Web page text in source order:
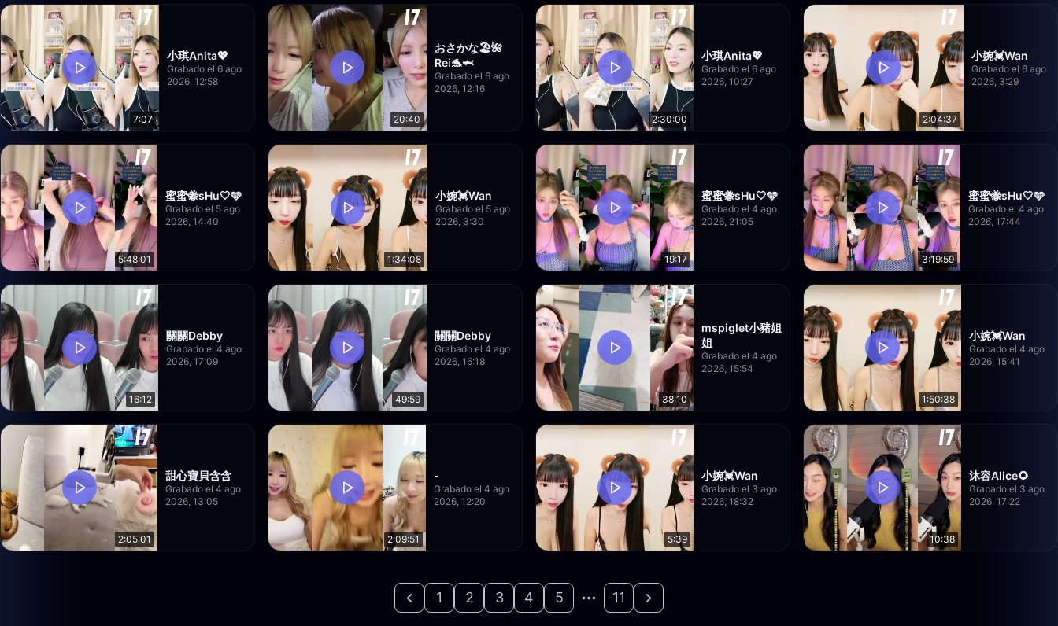
7:07
小琪Anita💖
Grabado el 6 ago
2026, 12:58
20:40
おさかな🏖🌺
Rei🐬🦈
Grabado el 6 ago
2026, 12:16
2:30:00
小琪Anita💖
Grabado el 6 ago
2026, 10:27
2:04:37
小婉💓Wan
Grabado el 6 ago
2026, 3:29
5:48:01
蜜蜜🐝sHu🤍🩵
Grabado el 5 ago
2026, 14:40
1:34:08
小婉💓Wan
Grabado el 5 ago
2026, 3:30
19:17
蜜蜜🐝sHu🤍🩵
Grabado el 4 ago
2026, 21:05
3:19:59
蜜蜜🐝sHu🤍🩵
Grabado el 4 ago
2026, 17:44
16:12
關關Debby
Grabado el 4 ago
2026, 17:09
49:59
關關Debby
Grabado el 4 ago
2026, 16:18
38:10
mspiglet小豬姐
姐
Grabado el 4 ago
2026, 15:54
1:50:38
小婉💓Wan
Grabado el 4 ago
2026, 15:41
2:05:01
甜心寶貝含含
Grabado el 4 ago
2026, 13:05
2:09:51
-
Grabado el 4 ago
2026, 12:20
5:39
小婉💓Wan
Grabado el 3 ago
2026, 18:32
10:38
沐容Alice🌻
Grabado el 3 ago
2026, 17:22
1 2 3 4 5 11